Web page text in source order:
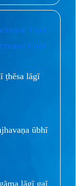
ṭhēsa lāgī
ūbhī
lāgī gaī